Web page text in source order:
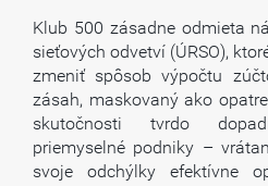
Klub 500 zásadne odmieta
sieťových odvetví (ÚRSO),
zmeniť spôsob výpočtu
zásah, maskovaný ako
skutočnosti tvrdo
priemyselné podniky –
svoje odchýlky efektívne